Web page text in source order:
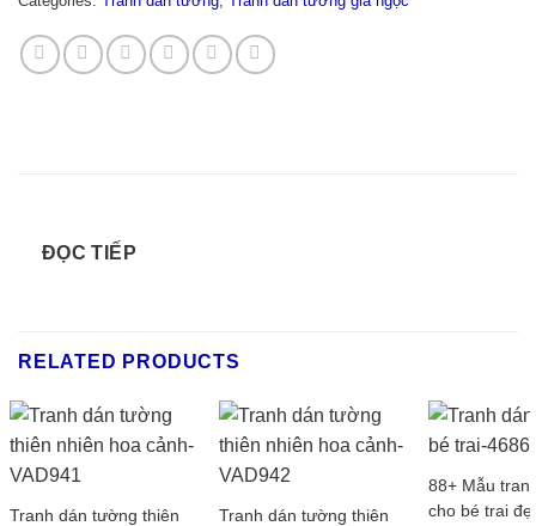
ĐỌC TIẾP
RELATED PRODUCTS
Tranh dán tường thiên
Tranh dán tường thiên
88+ Mẫu
cho bé trai